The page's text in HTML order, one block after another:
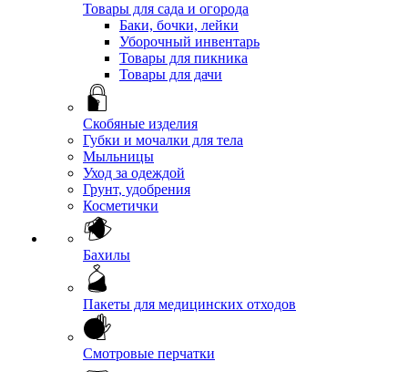
Товары для сада и огорода
Баки, бочки, лейки
Уборочный инвентарь
Товары для пикника
Товары для дачи
Скобяные изделия
Губки и мочалки для тела
Мыльницы
Уход за одеждой
Грунт, удобрения
Косметички
Бахилы
Пакеты для медицинских отходов
Смотровые перчатки